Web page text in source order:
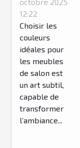
pour vos
meubles
de salon ?
12:22
Choisir les
couleurs
idéales pour
les meubles
de salon est
un art subtil,
capable de
transformer
l’ambiance...